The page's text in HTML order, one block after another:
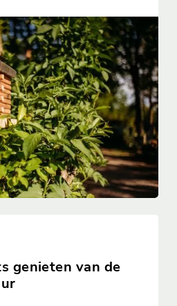
genieten van de